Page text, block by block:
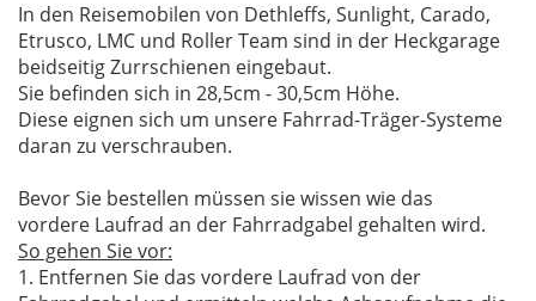
In den Reisemobilen von Dethleffs, Sunlight, Carado,
Etrusco, LMC und Roller Team sind in der Heckgarage
beidseitig Zurrschienen eingebaut.
Sie befinden sich in 28,5cm - 30,5cm Höhe.
Diese eignen sich um unsere Fahrrad-Träger-Systeme
daran zu verschrauben.
Bevor Sie bestellen müssen sie wissen wie das
vordere Laufrad an der Fahrradgabel gehalten wird.
So gehen Sie vor:
1. Entfernen Sie das vordere Laufrad von der